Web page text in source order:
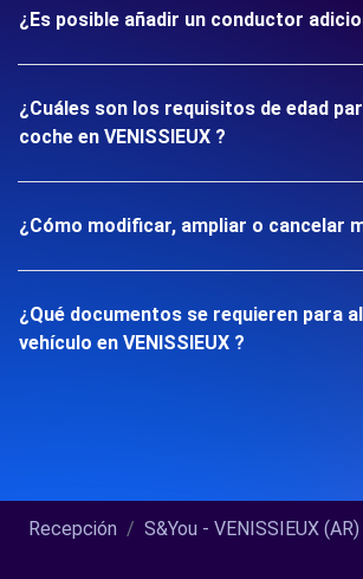
¿Es posible añadir un conductor
¿Cuáles son los requisitos de edad
coche en VENISSIEUX ?
¿Cómo modificar, ampliar o cancelar
¿Qué documentos se requieren para
vehículo en VENISSIEUX ?
Recepción S&You - VENISSIEUX (AR)